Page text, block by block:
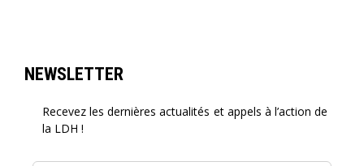
NEWSLETTER
Recevez les dernières actualités et appels à l’action de
la LDH !